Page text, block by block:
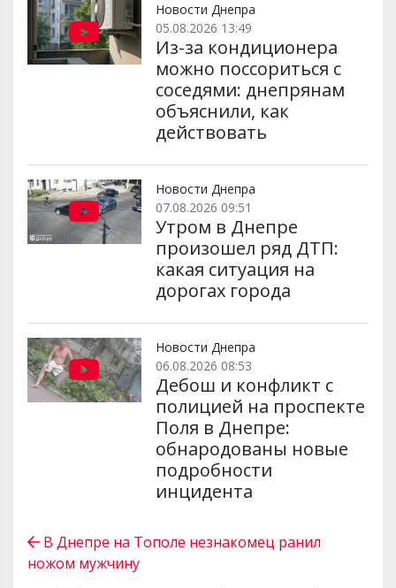
Новости Днепра
05.08.2026 13:49
Из-за кондиционера
можно поссориться с
соседями: днепрянам
объяснили, как
действовать
Новости Днепра
07.08.2026 09:51
Утром в Днепре
произошел ряд ДТП:
какая ситуация на
дорогах города
Новости Днепра
06.08.2026 08:53
Дебош и конфликт с
полицией на проспекте
Поля в Днепре:
обнародованы новые
подробности
инцидента
В Днепре на Тополе незнакомец ранил
ножом мужчину